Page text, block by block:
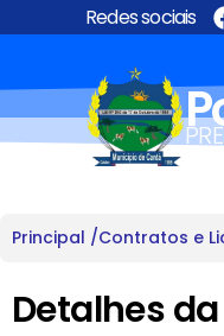
Redes sociais
Principal /Contratos e
Detalhes